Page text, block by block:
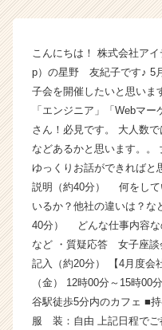
社
イ
デ
ン
テ
ィ
ー
の
タ
イ
ム
ラ
イ
ン】
|
ベ
こんにちは！ 株式会社ア
p）の星野 友紀子です♪ 5
子会を開催したいと思いま
「エンジニア」「Webマ
さん！必見です。 大人数
などあるかと思います。。
ゆっくりお話ができればと
説明（約40分） 何をして
いるか？他社の違いは？な
40分） どんな仕事内容な
など ・質疑応答 女子座談
記入（約20分） 【4月度
（金） 12時00分～15時
谷駅徒歩5分内のカフェ ■
服 装：自由 上記日程でご